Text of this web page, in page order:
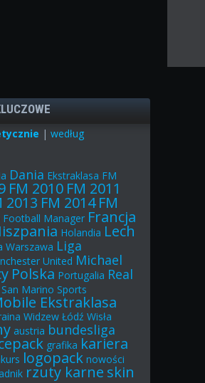
| według
Dania Ekstraklasa FM
FM 2010 FM 2011
2013 FM 2014 FM
Football Manager Francja
Holandia Lech
Warszawa Liga
United Michael
Polska Portugalia Real
San Marino Sports
Ekstraklasa
Widzew Łódź Wisła
austria bundesliga
grafika kariera
logopack nowości
rzuty karne skin